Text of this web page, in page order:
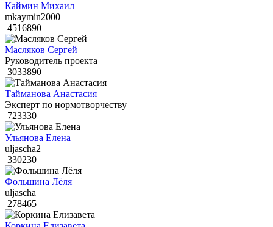
Каймин Михаил
mkaymin2000
4516890
Масляков Сергей
Руководитель проекта
3033890
Тайманова Анастасия
Эксперт по нормотворчеству
723330
Ульянова Елена
uljascha2
330230
Фольшина Лёля
uljascha
278465